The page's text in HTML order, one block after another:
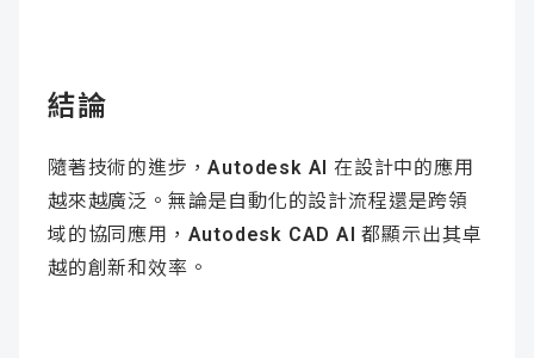
結論
隨著技術的進步，Autodesk AI 在設計中的應用
越來越廣泛。無論是自動化的設計流程還是跨領
域的協同應用， Autodesk CAD AI 都顯示出其卓
越的創新和效率。